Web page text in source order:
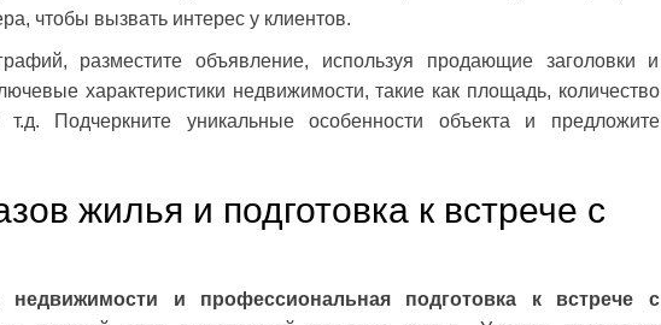
чтобы вызвать интерес у клиентов.
разместите объявление, используя продающие заголовки и
характеристики недвижимости, такие как площадь, количество
т.д. Подчеркните уникальные особенности объекта и предложите
жилья и подготовка к встрече с
недвижимости и профессиональная подготовка к встрече с